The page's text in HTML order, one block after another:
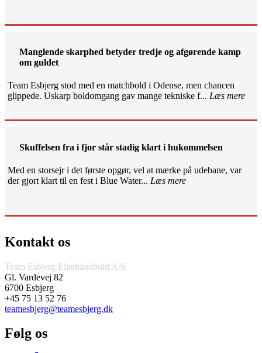
Manglende skarphed betyder tredje og afgørende kamp
om guldet
Team Esbjerg stod med en matchbold i Odense, men chancen
glippede. Uskarp boldomgang gav mange tekniske f... Læs mere
Skuffelsen fra i fjor står stadig klart i hukommelsen
Med en storsejr i det første opgør, vel at mærke på udebane, var
der gjort klart til en fest i Blue Water... Læs mere
Kontakt os
Team Esbjerg Elitehåndbold A/S
Gl. Vardevej 82
6700 Esbjerg
+45 75 13 52 76
teamesbjerg@teamesbjerg.dk
Følg os